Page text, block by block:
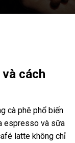
cách
cà phê phổ biến
espresso và sữa
latte không chỉ